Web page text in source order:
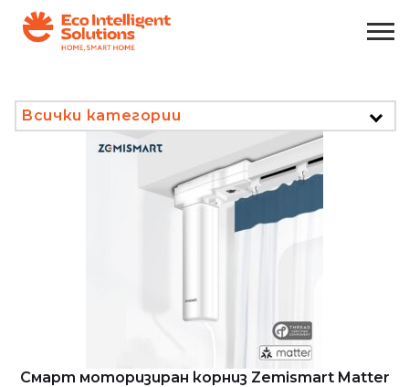
Всички категории
Смарт моторизиран корниз Zemismart Matter